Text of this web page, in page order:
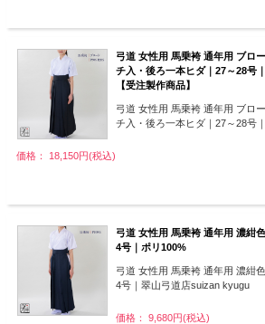
弓道 女性用 馬乗袴 通年用 ブロ
チ入・後ろ一本ヒダ｜27～28号
【受注製作商品】
弓道 女性用 馬乗袴 通年用 ブロ
チ入・後ろ一本ヒダ｜27～28号
価格： 18,150円(税込)
弓道 女性用 馬乗袴 通年用 濃紺
4号｜ポリ100%
弓道 女性用 馬乗袴 通年用 濃紺
4号｜翠山弓道店suizan kyugu
価格： 9,680円(税込)